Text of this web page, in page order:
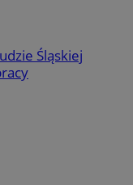
Śląskiej